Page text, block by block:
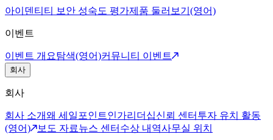
아이덴티티 보안 성숙도 평가제품 둘러보기(영어)
이벤트
이벤트 개요탐색(영어)커뮤니티 이벤트
회사
회사
회사 소개왜 세일포인트인가리더십신뢰 센터 투자 유치 활동
(영어)
보도 자료뉴스 센터 수상 내역사무실 위치